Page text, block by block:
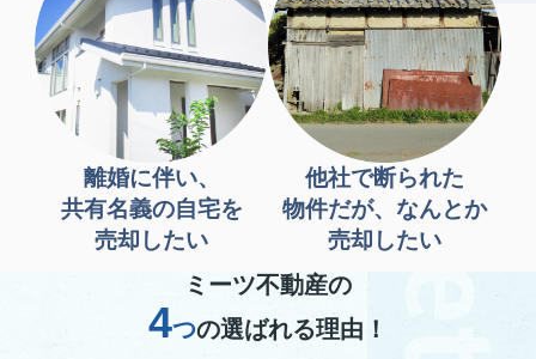
離婚に伴い、
共有名義の自宅を
売却したい
他社で断られた
物件だが、なんとか
売却したい
ミーツ不動産の
4つの選ばれる理由！